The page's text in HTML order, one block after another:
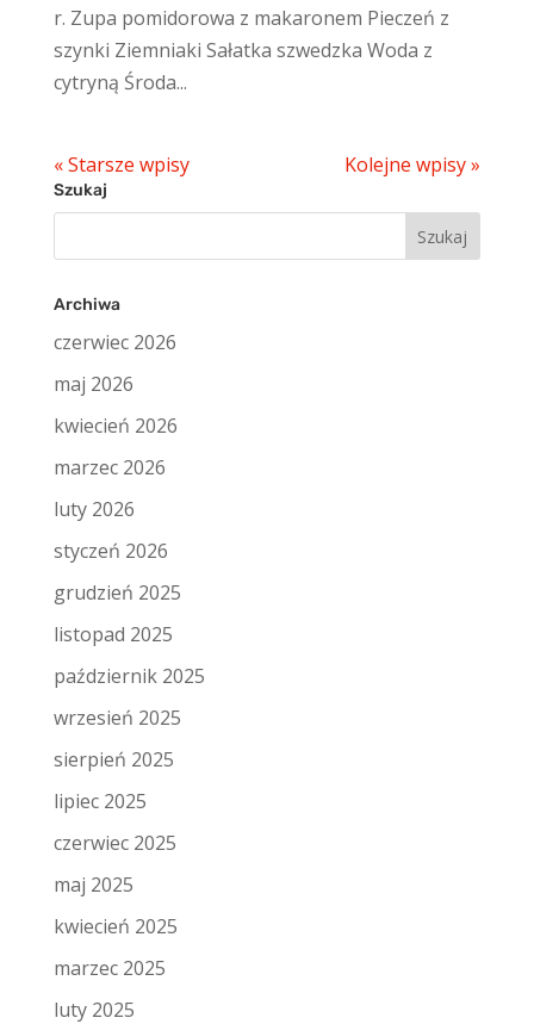
r. Zupa pomidorowa z makaronem Pieczeń z
szynki Ziemniaki Sałatka szwedzka Woda z
cytryną Środa...
« Starsze wpisy Kolejne wpisy »
Szukaj
Szukaj:
Archiwa
czerwiec 2026
maj 2026
kwiecień 2026
marzec 2026
luty 2026
styczeń 2026
grudzień 2025
listopad 2025
październik 2025
wrzesień 2025
sierpień 2025
lipiec 2025
czerwiec 2025
maj 2025
kwiecień 2025
marzec 2025
luty 2025